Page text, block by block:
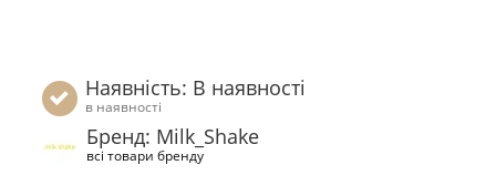
Наявність: В наявності
в наявності
Бренд: Milk_Shake
всі товари бренду